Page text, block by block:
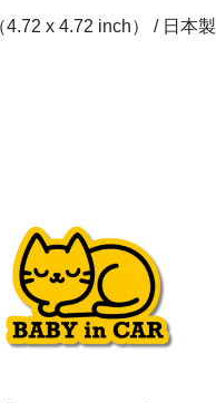
x 4.72 inch） / 日本